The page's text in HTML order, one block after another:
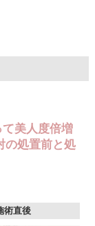
美人度倍増
の処置前と処
術直後